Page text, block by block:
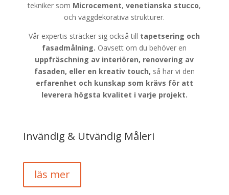
tekniker som Microcement,venetianska stucco,
och väggdekorativa strukturer.
Vår expertis sträcker sig också till tapetsering och
fasadmålning. Oavsett om du behöver en
uppfräschning av interiören, renovering av
fasaden, eller en kreativ touch, så har vi den
erfarenhet och kunskap som krävs för att
leverera högsta kvalitet i varje projekt.
Invändig & Utvändig Måleri
läs mer